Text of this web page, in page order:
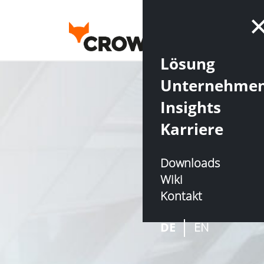
Lösung
Insights
Karriere
Downloads
Wiki
Kontakt
DE
EN